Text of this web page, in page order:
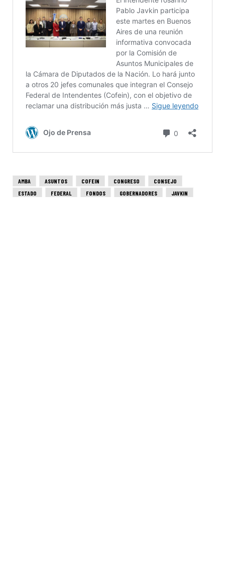
AMBA ASUNTOS COFEIN CONGRESO
CONSEJO
ESTADO
FEDERAL FONDOS GOBERNADORES
JAVKIN